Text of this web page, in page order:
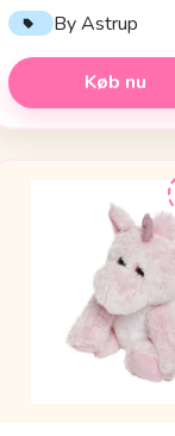
By Astrup
Køb nu